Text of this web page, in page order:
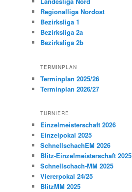
Regionalliga Nordost
Bezirksliga 1
Bezirksliga 2a
Bezirksliga 2b
TERMINPLAN
Terminplan 2025/26
Terminplan 2026/27
TURNIERE
Einzelmeisterschaft 2026
Einzelpokal 2025
SchnellschachEM 2026
Blitz-Einzelmeisterschaft 2025
Schnellschach-MM 2025
Viererpokal 24/25
BlitzMM 2025